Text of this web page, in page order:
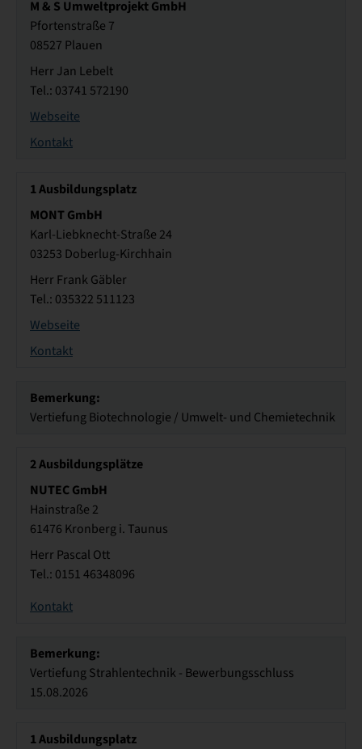
M & S Umweltprojekt GmbH
Pfortenstraße 7
08527 Plauen
Herr Jan Lebelt
Tel.: 03741 572190
Webseite
Kontakt
1Ausbildungsplatz
MONT GmbH
Karl-Liebknecht-Straße 24
03253 Doberlug-Kirchhain
Herr Frank Gäbler
Tel.: 035322 511123
Webseite
Kontakt
Bemerkung:
Vertiefung Biotechnologie / Umwelt- und Chemietechnik
2Ausbildungsplätze
NUTEC GmbH
Hainstraße 2
61476 Kronberg i. Taunus
Herr Pascal Ott
Tel.: 0151 46348096
Kontakt
Bemerkung:
Vertiefung Strahlentechnik - Bewerbungsschluss
15.08.2026
1Ausbildungsplatz